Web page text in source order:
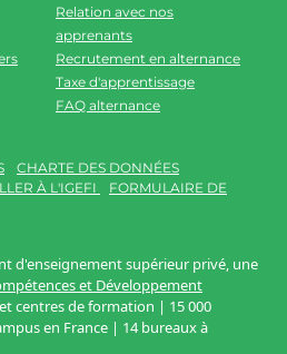
Relation avec nos
apprenants
Recrutement en alternance
Taxe d'apprentissage
FAQ alternance
CHARTE DES DONNÉES
À L'IGEFI
FORMULAIRE DE